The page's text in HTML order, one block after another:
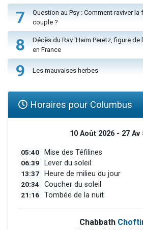
7
Question au Psy : Comment raviver
couple ?
8
Décès du Rav ‘Haïm Peretz, figure de
en France
9 Les mauvaises herbes
Horaires pour Columbus
10 Août 2026 - 27 Av
05:40 Mise des Téfilines
06:39 Lever du soleil
13:37 Heure de milieu du jour
20:34 Coucher du soleil
21:16 Tombée de la nuit
Chabbath